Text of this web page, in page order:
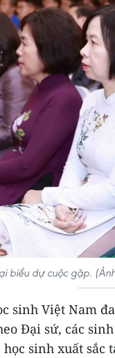
biểu dự cuộc gặp.
sinh Việt Nam
Đại sứ, các
sinh xuất sắc